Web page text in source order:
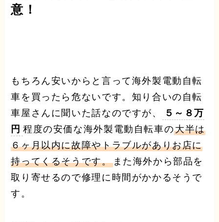
意！
もちろん安いからと言って海外製電動自転
車を買ったら危ないです。知り合いの自転
車屋さんに聞いた話なのですが、
５～８万
円 程度の安価な海外製電動自転車の大半は
６ヶ月以内に故障やトラブルがありお店に
持ってくるそうです。また海外から部品を
取り寄せるので修理に時間がかかるそうで
す。